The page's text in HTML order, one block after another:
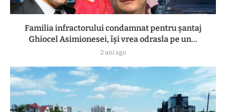
Familia infractorului condamnat pentru șantaj
Ghiocel Asimionesei, își vrea odrasla pe un...
2 ani ago